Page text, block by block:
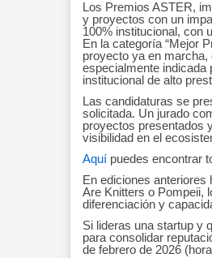
Los Premios ASTER,
y proyectos con un
100% institucional, con
En la categoría “Mejor
proyecto ya en
especialmente indicada
institucional de alto
Las candidaturas se
solicitada. Un jurado
proyectos presentados
visibilidad en el
Aquí puedes encontrar
En ediciones
Are Knitters o Pompeii,
diferenciación y
Si lideras una startup y
para consolidar
de febrero de 2026